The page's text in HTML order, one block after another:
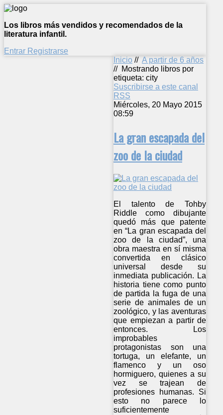
Los libros más vendidos y recomendados de la
literatura infantil.
Entrar Registrarse
Inicio // A partir de 6 años
// Mostrando libros por
etiqueta: city
Suscribirse a este canal
RSS
Miércoles, 20 Mayo 2015
08:59
La gran escapada del
zoo de la ciudad
El talento de Tohby
Riddle como dibujante
quedó más que patente
en “La gran escapada del
zoo de la ciudad”, una
obra maestra en sí misma
convertida en clásico
universal desde su
inmediata publicación. La
historia tiene como punto
de partida la fuga de una
serie de animales de un
zoológico, y las aventuras
que empiezan a partir de
entonces. Los
improbables
protagonistas son una
tortuga, un elefante, un
flamenco y un oso
hormiguero, quienes a su
vez se trajean de
profesiones humanas. Si
esto no parece lo
suficientemente